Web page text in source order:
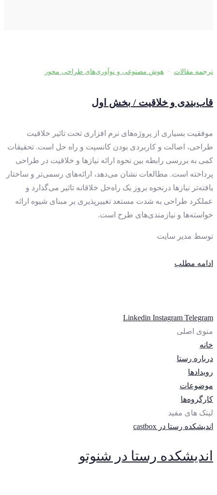
ترجمه مقالات · هوش مصنوعی و نوآوری‌های طراحی محور
قاب‌بندی و خلاقیت / بخش اول
موفقیت بسیاری از پروژه‌های نرم افزاری تحت تاثیر خلاقیت
طراحی، اصالت و کاربردی بودن کانسپت و راه حل است. تحقیقات
کمی به بررسی رابطه بین نحوه ارائه نیازها و خلاقیت در طراحی
پرداخته است. مطالعات نشان می‌دهد، ارائه‌های رسمی‌تر و ساختار
یافته‌تر نیازها درنحوه بروز یک راه‌حل خلاقانه تاثیر می‌گذارد و
عملکرد طراحی به شدت مستعد تغییرپذیری بر مبنای شیوه ارائه
خواسته‌ها و نیازمندی‌های طرح است.
توسط مدیر سایت
ادامه مطلب
Linkedin Instagram Telegram
منوی اصلی
خانه
درباره رستا
رویدادها
موضوعات
کارگروه‌ها
لینک های مفید
اندیشکده رستا در castbox
اندیشکده رستا در شنوتو